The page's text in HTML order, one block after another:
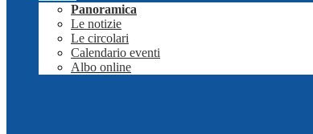
Panoramica
Le notizie
Le circolari
Calendario eventi
Albo online